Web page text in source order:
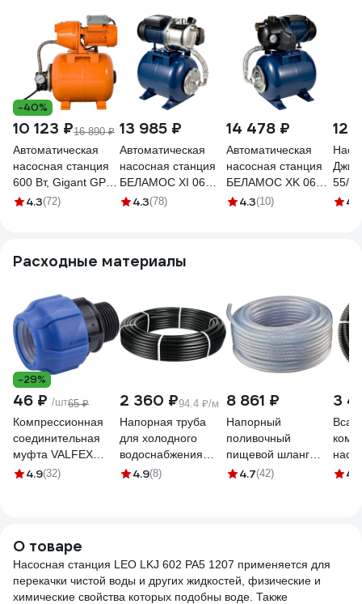
-40%
10 123 ₽16 890 ₽
Автоматическая
насосная станция
600 Вт, Gigant GP-
174.3(72)
13 985 ₽
Автоматическая
насосная станция
БЕЛАМОС XI 06
ALL4.3(78)
14 478 ₽
Автоматическая
насосная станция
БЕЛАМОС XK 06
ALL4.3(10)
12
55/
4.6
Расходные материалы
-29%
46 ₽ /шт65 ₽
Компрессионная
соединительная
муфта VALFEX
ПНД, с наружной
4.9(32)
2 360 ₽94.4 ₽/м
Напорная труба
для холодного
водоснабжения
UNIPUMP ПЭ100
4.9(8)
8 861 ₽
Напорный
поливочный
пищевой шланг
Holzer Flexo 1'',
4.7(42)
3
1",4.4
О товаре
Насосная станция LEO LKJ 602 PA5 1207 применяется для
перекачки чистой воды и других жидкостей, физические и
химические свойства которых подобны воде. Также